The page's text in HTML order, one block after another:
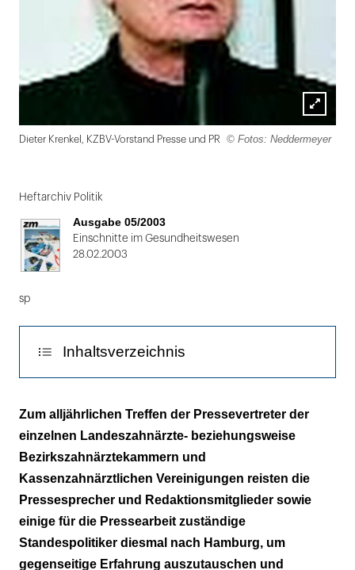
Lightbox
öffnen
Dieter Krenkel, KZBV-Vorstand Presse und PR © Fotos: Neddermeyer
1
von
2
Heftarchiv Politik
Ausgabe 05/2003
Einschnitte im Gesundheitswesen
28.02.2003
sp
Inhaltsverzeichnis
Ein Programm macht Schule
Zum alljährlichen Treffen der Pressevertreter der
einzelnen Landeszahnärzte- beziehungsweise
Bezirkszahnärztekammern und
Kassenzahnärztlichen Vereinigungen reisten die
Pressesprecher und Redaktionsmitglieder sowie
einige für die Pressearbeit zuständige
Standespolitiker diesmal nach Hamburg, um
gegenseitige Erfahrung auszutauschen und